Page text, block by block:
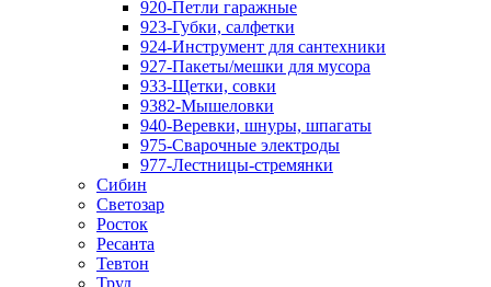
920-Петли гаражные
923-Губки, салфетки
924-Инструмент для сантехники
927-Пакеты/мешки для мусора
933-Щетки, совки
9382-Мышеловки
940-Веревки, шнуры, шпагаты
975-Сварочные электроды
977-Лестницы-стремянки
Сибин
Светозар
Росток
Ресанта
Тевтон
Труд